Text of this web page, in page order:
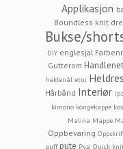
Applikasjon
Boundless knit
Bukse/
DIY englesjal
Gutterom
heklenål etui
Hårbånd Interiør
kimono kongekappe
Malina Mappe
Oppbevaring
puff pute Pysj Quick